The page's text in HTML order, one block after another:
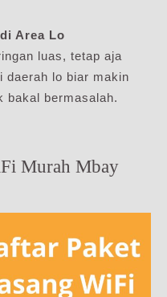
Area Lo
luas, tetap aja
daerah lo biar makin
bakal bermasalah.
Murah Mbay